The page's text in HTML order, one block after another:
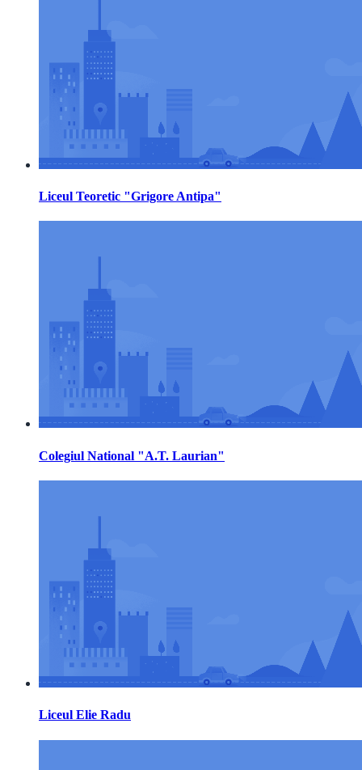
Liceul Teoretic "Grigore Antipa"
Colegiul National "A.T. Laurian"
Liceul Elie Radu